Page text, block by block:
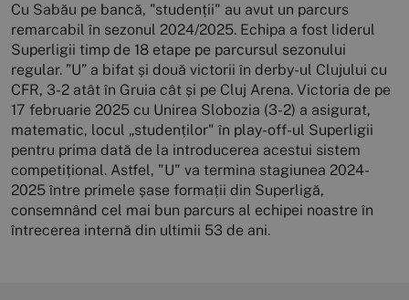
Cu Sabău pe bancă, "studenții" au avut un parcurs
remarcabil în sezonul 2024/2025. Echipa a fost liderul
Superligii timp de 18 etape pe parcursul sezonului
regular. ”U” a bifat și două victorii în derby-ul Clujului cu
CFR, 3-2 atât în Gruia cât și pe Cluj Arena. Victoria de pe
17 februarie 2025 cu Unirea Slobozia (3-2) a asigurat,
matematic, locul „studenților" în play-off-ul Superligii
pentru prima dată de la introducerea acestui sistem
competițional. Astfel, "U" va termina stagiunea 2024-
2025 între primele șase formații din Superligă,
consemnând cel mai bun parcurs al echipei noastre în
întrecerea internă din ultimii 53 de ani.